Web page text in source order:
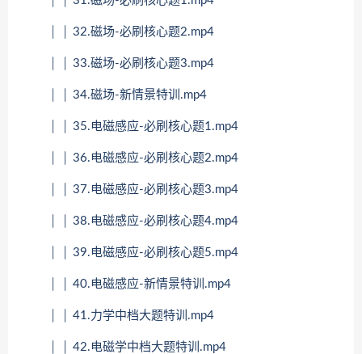
│ │ 32.磁场-必刷核心题2.mp4
│ │ 33.磁场-必刷核心题3.mp4
│ │ 34.磁场-新情景特训.mp4
│ │ 35.电磁感应-必刷核心题1.mp4
│ │ 36.电磁感应-必刷核心题2.mp4
│ │ 37.电磁感应-必刷核心题3.mp4
│ │ 38.电磁感应-必刷核心题4.mp4
│ │ 39.电磁感应-必刷核心题5.mp4
│ │ 40.电磁感应-新情景特训.mp4
│ │ 41.力学中档大题特训.mp4
│ │ 42.电磁学中档大题特训.mp4